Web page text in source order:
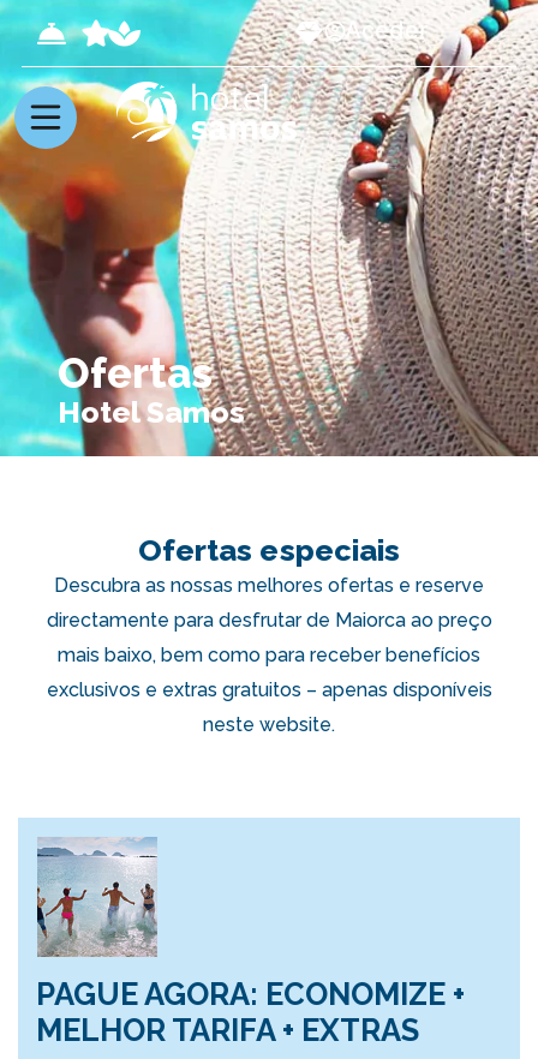
Aceder
Ofertas
Hotel Samos
Ofertas especiais
Descubra as nossas melhores ofertas e reserve
directamente para desfrutar de Maiorca ao preço
mais baixo, bem como para receber benefícios
exclusivos e extras gratuitos – apenas disponíveis
neste website.
PAGUE AGORA: ECONOMIZE +
MELHOR TARIFA + EXTRAS